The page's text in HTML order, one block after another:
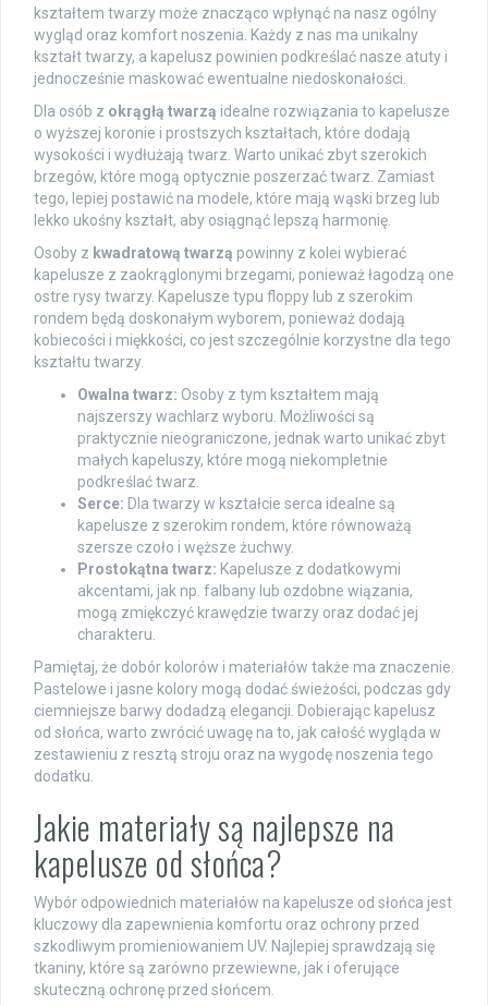
kształtem twarzy może znacząco wpłynąć na nasz ogólny
wygląd oraz komfort noszenia. Każdy z nas ma unikalny
kształt twarzy, a kapelusz powinien podkreślać nasze atuty i
jednocześnie maskować ewentualne niedoskonałości.
Dla osób z okrągłą twarzą idealne rozwiązania to kapelusze
o wyższej koronie i prostszych kształtach, które dodają
wysokości i wydłużają twarz. Warto unikać zbyt szerokich
brzegów, które mogą optycznie poszerzać twarz. Zamiast
tego, lepiej postawić na modele, które mają wąski brzeg lub
lekko ukośny kształt, aby osiągnąć lepszą harmonię.
Osoby z kwadratową twarzą powinny z kolei wybierać
kapelusze z zaokrąglonymi brzegami, ponieważ łagodzą one
ostre rysy twarzy. Kapelusze typu floppy lub z szerokim
rondem będą doskonałym wyborem, ponieważ dodają
kobiecości i miękkości, co jest szczególnie korzystne dla tego
kształtu twarzy.
Owalna twarz: Osoby z tym kształtem mają
najszerszy wachlarz wyboru. Możliwości są
praktycznie nieograniczone, jednak warto unikać zbyt
małych kapeluszy, które mogą niekompletnie
podkreślać twarz.
Serce: Dla twarzy w kształcie serca idealne są
kapelusze z szerokim rondem, które równoważą
szersze czoło i węższe żuchwy.
Prostokątna twarz: Kapelusze z dodatkowymi
akcentami, jak np. falbany lub ozdobne wiązania,
mogą zmiękczyć krawędzie twarzy oraz dodać jej
charakteru.
Pamiętaj, że dobór kolorów i materiałów także ma znaczenie.
Pastelowe i jasne kolory mogą dodać świeżości, podczas gdy
ciemniejsze barwy dodadzą elegancji. Dobierając kapelusz
od słońca, warto zwrócić uwagę na to, jak całość wygląda w
zestawieniu z resztą stroju oraz na wygodę noszenia tego
dodatku.
Jakie materiały są najlepsze na
kapelusze od słońca?
Wybór odpowiednich materiałów na kapelusze od słońca jest
kluczowy dla zapewnienia komfortu oraz ochrony przed
szkodliwym promieniowaniem UV. Najlepiej sprawdzają się
tkaniny, które są zarówno przewiewne, jak i oferujące
skuteczną ochronę przed słońcem.